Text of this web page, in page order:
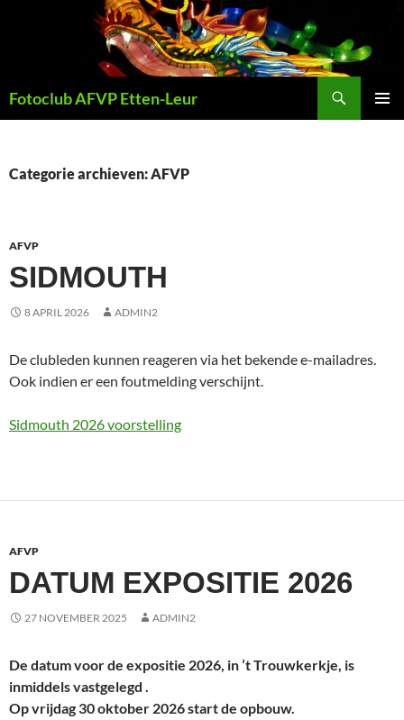
Fotoclub AFVP Etten-Leur
Categorie archieven: AFVP
AFVP
SIDMOUTH
8 APRIL 2026 ADMIN2
De clubleden kunnen reageren via het bekende e-mailadres.
Ook indien er een foutmelding verschijnt.
Sidmouth 2026 voorstelling
AFVP
DATUM EXPOSITIE 2026
27 NOVEMBER 2025 ADMIN2
De datum voor de expositie 2026, in ’t Trouwkerkje, is
inmiddels vastgelegd .
Op vrijdag 30 oktober 2026 start de opbouw.